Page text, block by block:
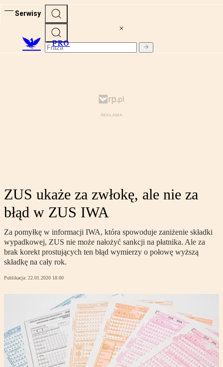
Serwisy
PRO
ZUS ukaże za zwłokę, ale nie za
błąd w ZUS IWA
Za pomyłkę w informacji IWA, która spowoduje zaniżenie składki
wypadkowej, ZUS nie może nałożyć sankcji na płatnika. Ale za
brak korekt prostujących ten błąd wymierzy o połowę wyższą
składkę na cały rok.
Publikacja: 22.01.2020 18:00